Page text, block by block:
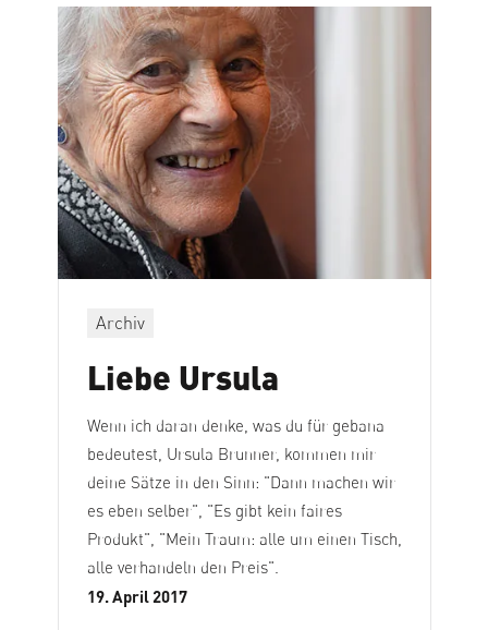
Archiv
Liebe Ursula
Wenn ich daran denke, was du für gebana
bedeutest, Ursula Brunner, kommen mir
deine Sätze in den Sinn: "Dann machen wir
es eben selber", "Es gibt kein faires
Produkt", "Mein Traum: alle um einen Tisch,
alle verhandeln den Preis".
19. April 2017